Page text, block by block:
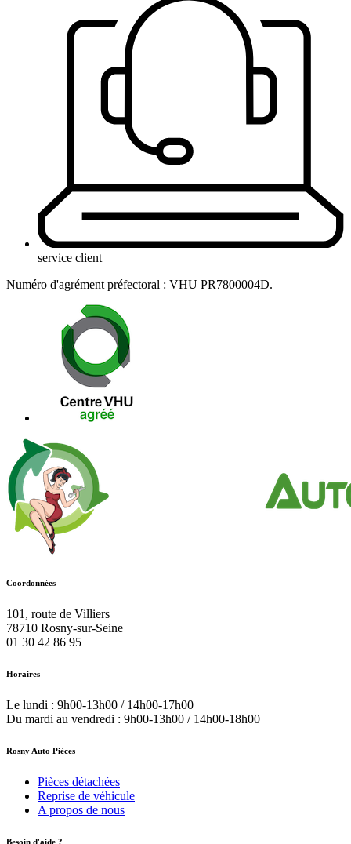
service client
Numéro d'agrément préfectoral : VHU PR7800004D.
Coordonnées
101, route de Villiers
78710 Rosny-sur-Seine
01 30 42 86 95
Horaires
Le lundi : 9h00-13h00 / 14h00-17h00
Du mardi au vendredi : 9h00-13h00 / 14h00-18h00
Rosny Auto Pièces
Pièces détachées
Reprise de véhicule
A propos de nous
Besoin d'aide ?